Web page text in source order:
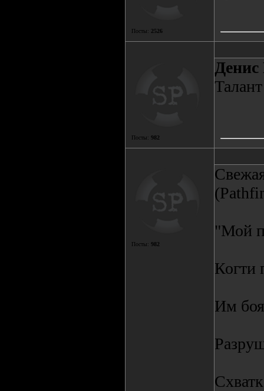
Посты: 2526
Посты: 982
Денис
Посты: 982
"Мой
Когти
Им